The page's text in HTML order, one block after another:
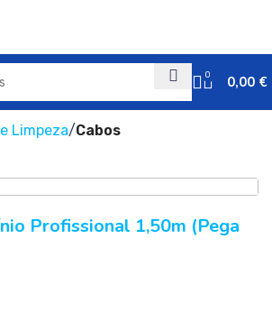
0 0,00 €
Limpeza Cabos
Profissional 1,50m (Pega